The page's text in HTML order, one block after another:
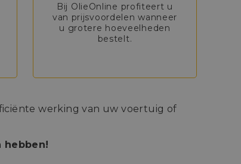
Bij OlieOnline profiteert u
van prijsvoordelen wanneer
u grotere hoeveelheden
bestelt.
werking van uw voertuig of